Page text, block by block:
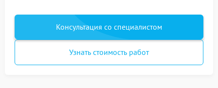
Консультация со специалистом
Узнать стоимость работ